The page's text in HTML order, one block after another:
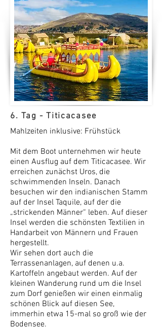
6. Tag - Titicacasee
Mahlzeiten inklusive: Frühstück
Mit dem Boot unternehmen wir heute
einen Ausflug auf dem Titicacasee. Wir
erreichen zunächst Uros, die
schwimmenden Inseln. Danach
besuchen wir den indianischen Stamm
auf der Insel Taquile, auf der die
„strickenden Männer“ leben. Auf dieser
Insel werden die schönsten Textilien in
Handarbeit von Männern und Frauen
hergestellt.
Wir sehen dort auch die
Terrassenanlagen, auf denen u.a.
Kartoffeln angebaut werden. Auf der
kleinen Wanderung rund um die Insel
zum Dorf genießen wir einen einmalig
schönen Blick auf diesen See,
immerhin etwa 15-mal so groß wie der
Bodensee.